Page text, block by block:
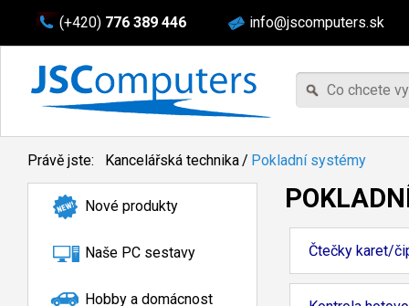
(+420) 776 389 446 info@jscomputers.sk
Právě jste: Kancelářská technika/ Pokladní systémy
Nové produkty
Naše PC sestavy
Hobby a domácnost
Čtečky karet/